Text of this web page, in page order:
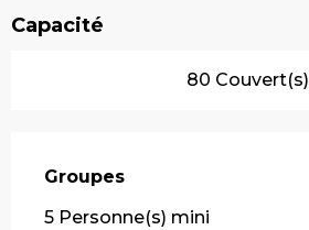
Capacité
80 Couvert(s)
Groupes
Groupes
5 Personne(s) mini